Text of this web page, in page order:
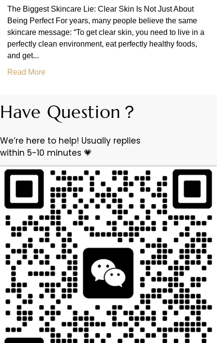
The Biggest Skincare Lie: Clear Skin Is Not Just About
Being Perfect For years, many people believe the same
skincare message: “To get clear skin, you need to live in a
perfectly clean environment, eat perfectly healthy foods,
and get...
Read More
Have Question？
We’re here to help! Usually replies
within 5-10 minutes 💗